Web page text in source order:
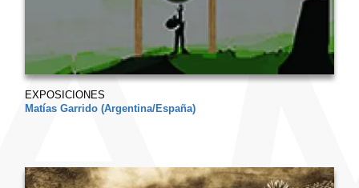
EXPOSICIONES
Matías Garrido (Argentina/España)